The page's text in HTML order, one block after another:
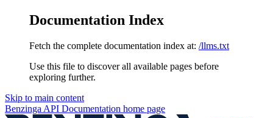
Documentation Index
Fetch the complete documentation index at: /llms.txt
Use this file to discover all available pages before
exploring further.
Skip to main content
Benzinga API Documentation home page